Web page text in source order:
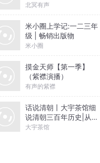
北冥有声
米小圈上学记:一二三年
级 | 畅销出版物
米小圈
摸金天师【第一季】
（紫襟演播）
有声的紫襟
话说清朝丨大宇茶馆细
说清朝三百年历史|从努
尔哈赤到末代皇帝溥仪|
大宇茶馆